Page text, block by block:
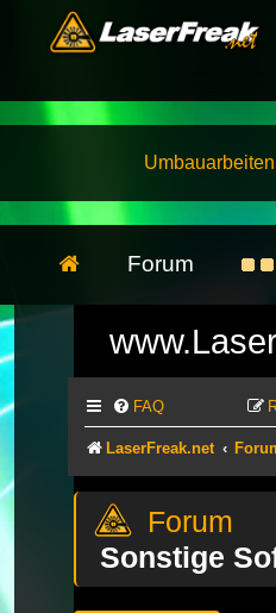
Forum
FAQ
LaserFreak.net
Sonstige